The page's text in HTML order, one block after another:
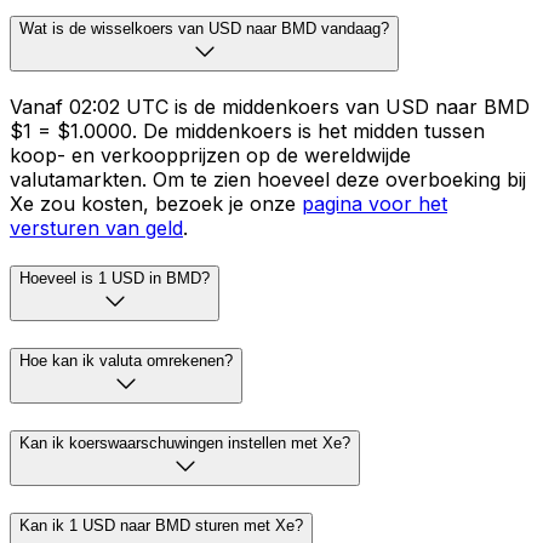
Wat is de wisselkoers van USD naar BMD vandaag?
Vanaf 02:02 UTC is de middenkoers van USD naar BMD
$1 = $1.0000. De middenkoers is het midden tussen
koop- en verkoopprijzen op de wereldwijde
valutamarkten. Om te zien hoeveel deze overboeking bij
Xe zou kosten, bezoek je onze pagina voor het
versturen van geld.
Hoeveel is 1 USD in BMD?
Hoe kan ik valuta omrekenen?
Kan ik koerswaarschuwingen instellen met Xe?
Kan ik 1 USD naar BMD sturen met Xe?